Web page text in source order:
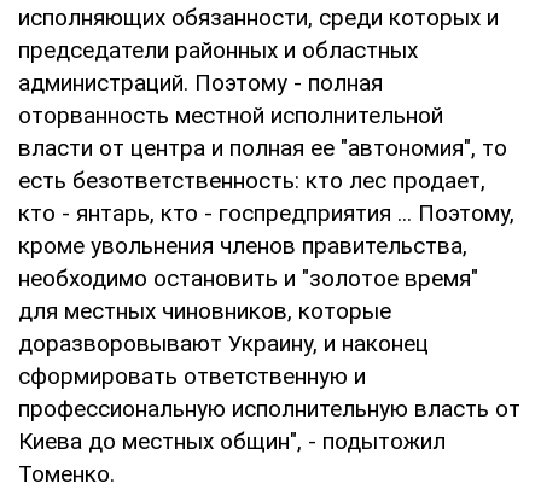
исполняющих обязанности, среди которых и
председатели районных и областных
администраций. Поэтому - полная
оторванность местной исполнительной
власти от центра и полная ее "автономия", то
есть безответственность: кто лес продает,
кто - янтарь, кто - госпредприятия ... Поэтому,
кроме увольнения членов правительства,
необходимо остановить и "золотое время"
для местных чиновников, которые
доразворовывают Украину, и наконец
сформировать ответственную и
профессиональную исполнительную власть от
Киева до местных общин", - подытожил
Томенко.